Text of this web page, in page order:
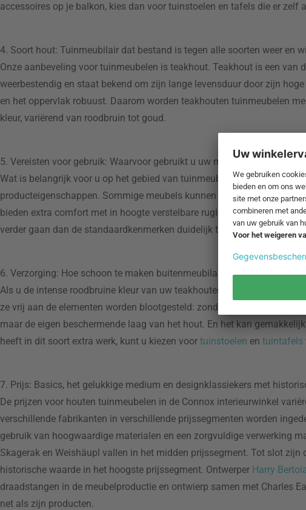
accessoires op je balkon, kies dan voor tuinstoelen en tafels die er zelf
4. Soort hout: Tuinmeubilair dat bestand is tegen alle soorten weer en
Onze aanbeveling voor tuinmeubelen is teakhout. Teakhout is een van
weerbestendig en staat bekend om zijn lange levensduur door zijn
en het oppervlak robuust. Daarom worden teakhouten tuinmeubelen
kleur, variërend van roodbruin tot goud.
5. Vereisten voor gebruik: Waarvoor gebruikt u uw meubilair?
Wat is belangrijk voor u op het gebied van tuinmeubilair? In de
producteigenschappen. Sommige meubels kunnen worden
bieden extra comfort met in hoogte verstelbare rugleuningen en
verder gaan dan de standaardkenmerken duidelijk te definiëren.
6. Verzorging: Hoe schoon te maken buitenmeubilair gemaakt van hout
Als u de intense roodbruine kleur van uw teakhouten tuinmeubelen
ze vrij aan de elementen worden blootgesteld: zonder de juiste
maar de eigen beschermende laag van het hout. En het kan
heeft in dit soort extra werk, kunt u kiezen voor tuinstoelen en tuintafels
7. Prijs: Basics, het gelukkige medium en designklassiekers met
De prijzen voor houten tuinmeubelen in de Connox interieurwinkel
verschillende fabrikanten in verschillende prijssegmenten worden
gebruik van hoogwaardige materialen en een zorgvuldige verwerking
Skagerak en Weishäupl vallen in het midden prijssegment. Tot slot
historische waarde in het hoogste prijssegment. Ontwerper Harry
draadstangen in de meubelproductie en ontwierp samen met Charles
net als zijn producten.